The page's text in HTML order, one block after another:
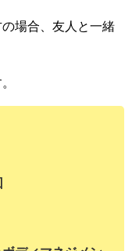
場合、友人と一緒